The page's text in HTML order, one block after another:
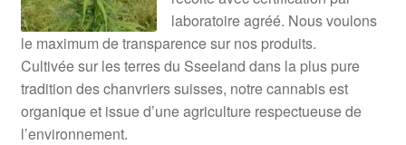
laboratoire agréé. Nous voulons
le maximum de transparence sur nos produits.
Cultivée sur les terres du Sseeland dans la plus pure
tradition des chanvriers suisses, notre cannabis est
organique et issue d’une agriculture respectueuse de
l’environnement.